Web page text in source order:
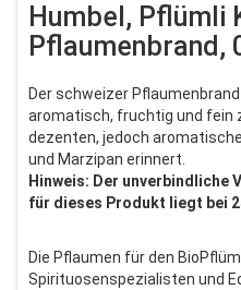
Humbel, Pflümli
Pflaumenbrand,
Der schweizer
aromatisch, fruchtig und fein
dezenten, jedoch
und Marzipan erinnert.
Hinweis: Der
für dieses Produkt liegt bei
Die Pflaumen für den
Spirituosenspezialisten und